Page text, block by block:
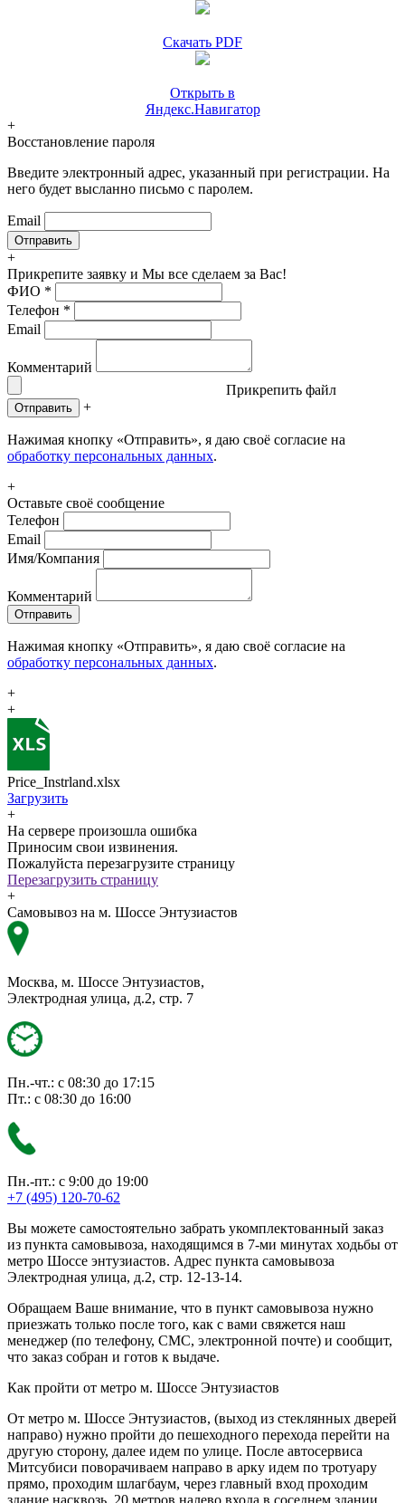
Скачать PDF
Открыть в
Яндекс.Навигатор
+
Восстановление пароля
Введите электронный адрес, указанный при регистрации. На
него будет высланно письмо с паролем.
Email
+
Прикрепите заявку и Мы все сделаем за Вас!
ФИО *
Телефон *
Email
Комментарий
Прикрепить файл
Отправить +
Нажимая кнопку «Отправить», я даю своё согласие на
обработку персональных данных.
+
Оставьте своё сообщение
Телефон
Email
Имя/Компания
Комментарий
Отправить
Нажимая кнопку «Отправить», я даю своё согласие на
обработку персональных данных.
+
+
Price_Instrland.xlsx
Загрузить
+
На сервере произошла ошибка
Приносим свои извинения.
Пожалуйста перезагрузите страницу
Перезагрузить страницу
+
Самовывоз на м. Шоссе Энтузиастов
Москва, м. Шоссе Энтузиастов,
Электродная улица, д.2, стр. 7
Пн.-чт.: с 08:30 до 17:15
Пт.: с 08:30 до 16:00
Пн.-пт.: с 9:00 до 19:00
+7 (495) 120-70-62
Вы можете самостоятельно забрать укомплектованный заказ
из пункта самовывоза, находящимся в 7-ми минутах ходьбы от
метро Шоссе энтузиастов. Адрес пункта самовывоза
Электродная улица, д.2, стр. 12-13-14.
Обращаем Ваше внимание, что в пункт самовывоза нужно
приезжать только после того, как с вами свяжется наш
менеджер (по телефону, СМС, электронной почте) и сообщит,
что заказ собран и готов к выдаче.
Как пройти от метро м. Шоссе Энтузиастов
От метро м. Шоссе Энтузиастов, (выход из стеклянных дверей
направо) нужно пройти до пешеходного перехода перейти на
другую сторону, далее идем по улице. После автосервиса
Митсубиси поворачиваем направо в арку идем по тротуару
прямо, проходим шлагбаум, через главный вход проходим
здание насквозь, 20 метров налево входа в соседнем здании